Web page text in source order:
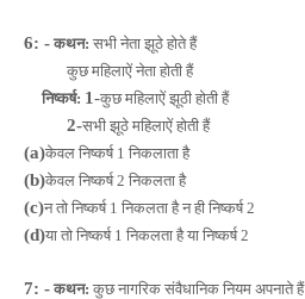
6: - कथन: सभी नेता झूठे होते हैं
कुछ महिलाऐं नेता होती हैं
निष्कर्ष: 1-कुछ महिलाऐं झूठी होती हैं
2-सभी झूठे महिलाऐं होती हैं
(a)केवल निष्कर्ष 1 निकलाता है
(b)केवल निष्कर्ष 2 निकलता है
(c)न तो निष्कर्ष 1 निकलता है न ही निष्कर्ष 2
(d)या तो निष्कर्ष 1 निकलता है या निष्कर्ष 2
7: - कथन: कुछ नागरिक संवैधानिक नियम अपनाते हैं